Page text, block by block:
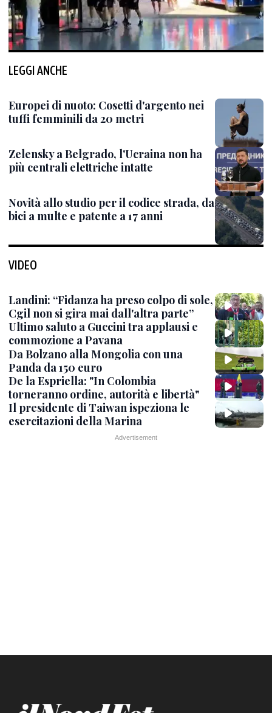
LEGGI ANCHE
Europei di nuoto: Cosetti d'argento nei
tuffi femminili da 20 metri
Zelensky a Belgrado, l'Ucraina non ha
più centrali elettriche intatte
Novità allo studio per il codice strada, da
bici a multe e patente a 17 anni
VIDEO
Landini: “Fidanza ha preso colpo di sole,
Cgil non si gira mai dall'altra parte”
Ultimo saluto a Guccini tra applausi e
commozione a Pavana
Da Bolzano alla Mongolia con una
Panda da 150 euro
De la Espriella: "In Colombia
torneranno ordine, autorità e libertà"
Il presidente di Taiwan ispeziona le
esercitazioni della Marina